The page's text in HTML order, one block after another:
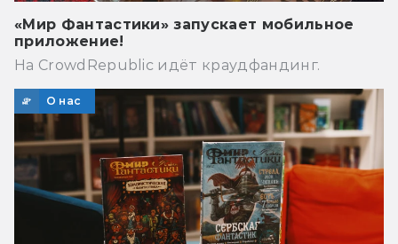
«Мир Фантастики» запускает мобильное
приложение!
На CrowdRepublic идёт краудфандинг.
О нас